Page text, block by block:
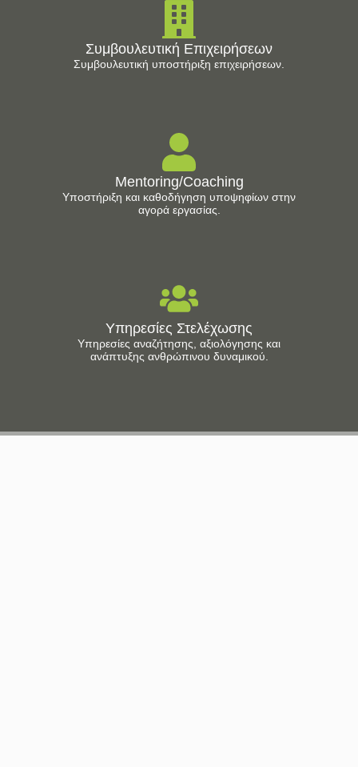
Συμβουλευτική Επιχειρήσεων
Συμβουλευτική υποστήριξη επιχειρήσεων.
Mentoring/Coaching
Υποστήριξη και καθοδήγηση υποψηφίων στην
αγορά εργασίας.
Υπηρεσίες Στελέχωσης
Υπηρεσίες αναζήτησης, αξιολόγησης και
ανάπτυξης ανθρώπινου δυναμικού.